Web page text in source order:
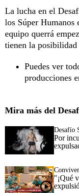
La lucha en el
los Súper Humanos
equipo querrá
tienen la posibilidad
Puedes ver
producciones
Mira más del
Desafío
Por
"¡Qué